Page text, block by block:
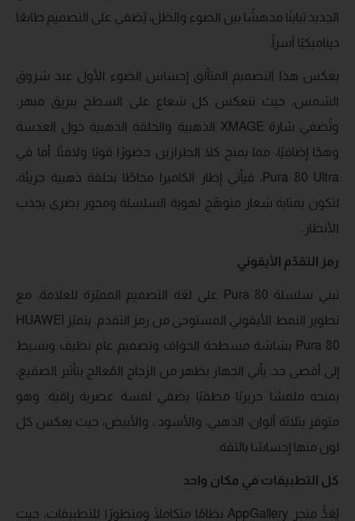
الجديد تباينًا مدهشًا بين الضوء والظل، يُضفي على التصميم طابعًا
ديناميكيًا آسراً.
يعكس هذا التصميم المتألق إحساس الضوء الأول عند شروق
الشمس، حيث تنعكس كل شعاع على السطح ببريق مبهر.
وتُضفي شارة XMAGE الذهبية والحلقة الذهبية حول العدسة
وهجًا إضافيًا، مما يمنح كلا الطرازين حضورًا قويًا ولافتًا. أما في
Pura 80 Ultra، فيأتي إطار الكاميرا محاطًا بحلقة ذهبية جريئة،
لتكون بمثابة شعار متوهّج لهوية السلسلة ومحور بصري يجذب
الأنظار.
رمز التقدّم الأيقوني
تبني سلسلة Pura 80 على لغة التصميم المميّزة للعلامة، مع
تطوير النمط الأيقوني المستوحى من رمز التقدم. يتميّز HUAWEI
Pura 80 بشاشة مسطحة الحواف وتصميم عام نظيف وبسيط
إلى أقصى حد. يأتي الجهاز بظهر من الزجاج المُعالج بتأثير الصقيع،
يمنحه ملمسًا حريريًا مطفيًا يضفي لمسة عصرية راقية. وهو
متوفر بثلاثة ألوان: الذهبي، والأسود ، والأبيض، حيث يعكس كل
لون منها إحساسًا بالثقة.
كل التطبيقات في مكان واحد
يُعَدُّ متجر AppGallery نظامًا متكاملًا ومتطورًا للتطبيقات، حيث